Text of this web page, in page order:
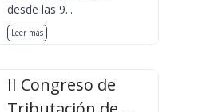
desde las 9...
Leer más
II Congreso de